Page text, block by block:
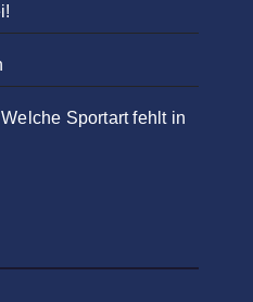
Sportart fehlt in